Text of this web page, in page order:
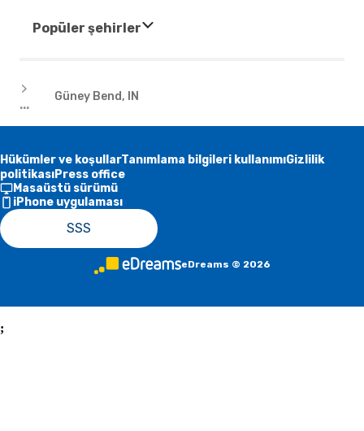
Popüler şehirler
...
Güney Bend, IN
Hükümler ve koşullarTanımlama bilgileri kullanımıGizlilik
politikasıPress office
Masaüstü sürümü
iPhone uygulaması
SSS
eDreams © 2026
;